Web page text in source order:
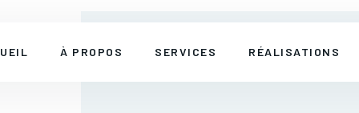
À PROPOS SERVICES RÉALISATIONS